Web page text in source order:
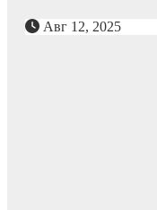
Авг 12, 2025